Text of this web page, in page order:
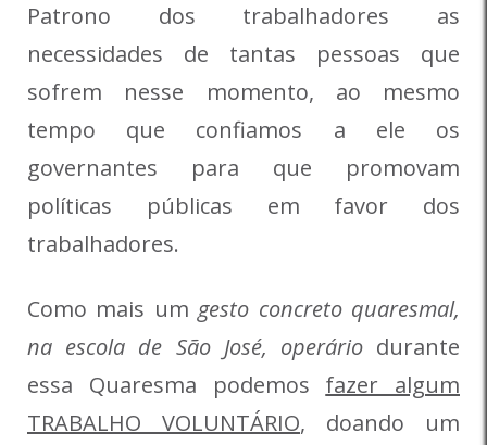
Patrono dos trabalhadores as
necessidades de tantas pessoas que
sofrem nesse momento, ao mesmo
tempo que confiamos a ele os
governantes para que promovam
políticas públicas em favor dos
trabalhadores.
Como mais umgesto concreto quaresmal,
na escola de São José, operário durante
essa Quaresma podemos fazer algum
TRABALHO VOLUNTÁRIO, doando um